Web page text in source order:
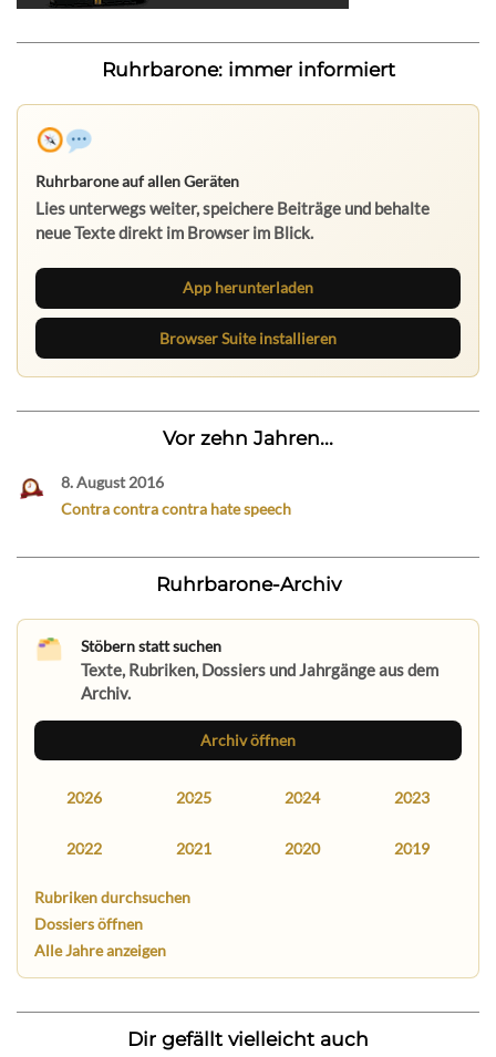
Ruhrbarone: immer informiert
Ruhrbarone auf allen Geräten
Lies unterwegs weiter, speichere Beiträge und behalte
neue Texte direkt im Browser im Blick.
App herunterladen
Browser Suite installieren
Vor zehn Jahren...
8. August 2016
Contra contra contra hate speech
Ruhrbarone-Archiv
Stöbern statt suchen
Texte, Rubriken, Dossiers und Jahrgänge aus dem
Archiv.
Archiv öffnen
2026 2025 2024 2023
2022 2021 2020 2019
Rubriken durchsuchen
Dossiers öffnen
Alle Jahre anzeigen
Dir gefällt vielleicht auch